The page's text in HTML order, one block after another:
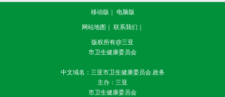
移动版 电脑版
网站地图 联系我们
版权所有@三亚
市卫生健康委员会
中文域名：三亚市卫生健康委员会.政务
主办：三亚
市卫生健康委员会